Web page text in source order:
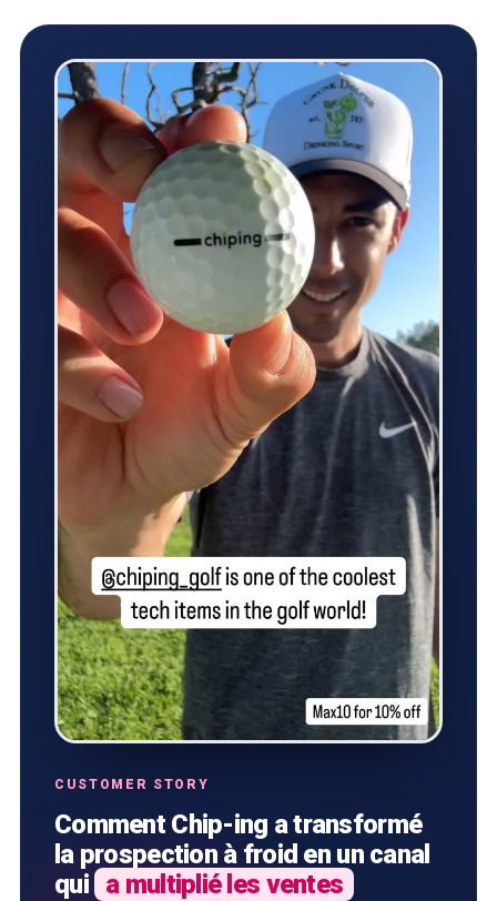
CUSTOMER STORY
Comment Chip-ing a transformé
la prospection à froid en un canal
qui a multiplié les ventes